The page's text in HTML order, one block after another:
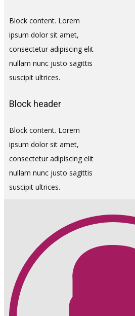
Block content. Lorem
ipsum dolor sit amet,
consectetur adipiscing elit
nullam nunc justo sagittis
suscipit ultrices.
Block header
Block content. Lorem
ipsum dolor sit amet,
consectetur adipiscing elit
nullam nunc justo sagittis
suscipit ultrices.